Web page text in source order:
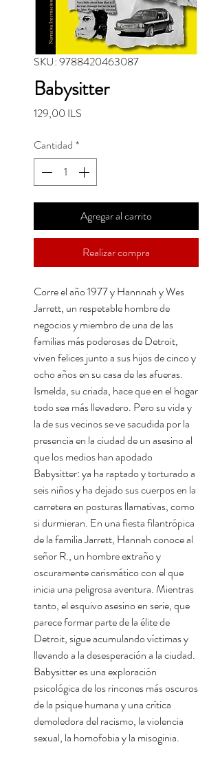
SKU: 9788420463087
Babysitter
129,00 ILS
Cantidad *
Agregar al carrito
Realizar compra
Corre el año 1977 y Hannnah y Wes
Jarrett, un respetable hombre de
negocios y miembro de una de las
familias más poderosas de Detroit,
viven felices junto a sus hijos de cinco y
ocho años en su casa de las afueras.
Ismelda, su criada, hace que en el hogar
todo sea más llevadero. Pero su vida y
la de sus vecinos se ve sacudida por la
presencia en la ciudad de un asesino al
que los medios han apodado
Babysitter: ya ha raptado y torturado a
seis niños y ha dejado sus cuerpos en la
carretera en posturas llamativas, como
si durmieran. En una fiesta filantrópica
de la familia Jarrett, Hannah conoce al
señor R., un hombre extraño y
oscuramente carismático con el que
inicia una peligrosa aventura. Mientras
tanto, el esquivo asesino en serie, que
parece formar parte de la élite de
Detroit, sigue acumulando víctimas y
llevando a la desesperación a la ciudad.
Babysitter es una exploración
psicológica de los rincones más oscuros
de la psique humana y una crítica
demoledora del racismo, la violencia
sexual, la homofobia y la misoginia.